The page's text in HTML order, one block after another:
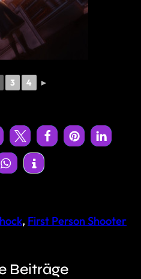
3 4 ►
, First Person Shooter
Beiträge